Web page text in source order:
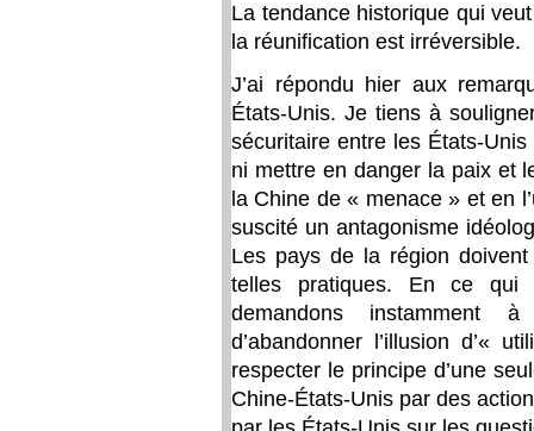
La tendance historique qui
la réunification est irréversible.
J’ai répondu hier aux
États-Unis. Je tiens à
sécuritaire entre les États-
ni mettre en danger la paix et
la Chine de « menace » et en
suscité un antagonisme
Les pays de la région
telles pratiques. En ce qui
demandons instamment
d’abandonner l’illusion d’«
respecter le principe d’une
Chine-États-Unis par des